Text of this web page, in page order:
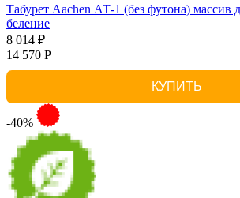
Табурет Aachen АТ-1 (без футона) массив
беление
8 014 ₽
14 570 Р
КУПИТЬ
-40%